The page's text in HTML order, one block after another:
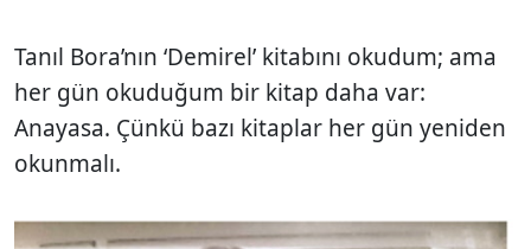
Tanıl Bora’nın ‘Demirel’ kitabını okudum; ama
her gün okuduğum bir kitap daha var:
Anayasa. Çünkü bazı kitaplar her gün yeniden
okunmalı.